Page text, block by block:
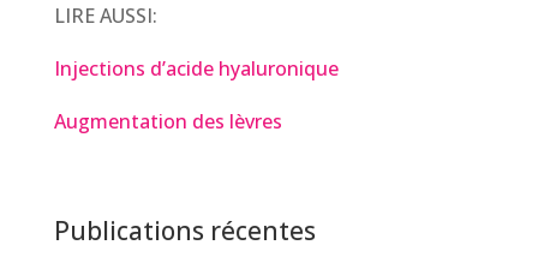
LIRE AUSSI:
Injections d’acide hyaluronique
Augmentation des lèvres
Publications récentes